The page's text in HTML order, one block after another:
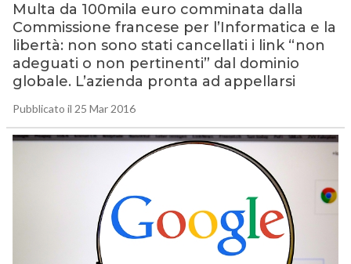
Multa da 100mila euro comminata dalla
Commissione francese per l’Informatica e la
libertà: non sono stati cancellati i link “non
adeguati o non pertinenti” dal dominio
globale. L’azienda pronta ad appellarsi
Pubblicato il 25 Mar 2016